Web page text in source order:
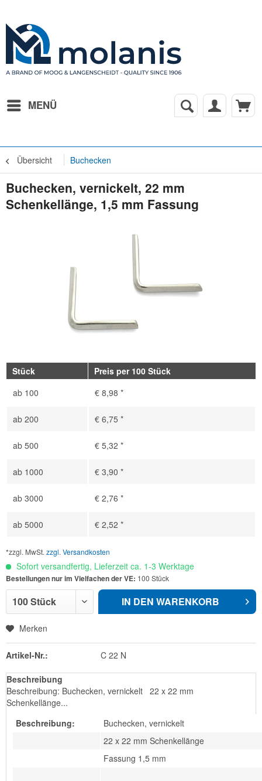
MENÜ
Übersicht Buchecken
Buchecken, vernickelt, 22 mm
Schenkellänge, 1,5 mm Fassung
Stück
Preis per 100 Stück
ab 100 € 8,98 *
ab 200 € 6,75 *
ab 500 € 5,32 *
ab 1000 € 3,90 *
ab 3000 € 2,76 *
ab 5000 € 2,52 *
*zzgl. MwSt. zzgl. Versandkosten
Sofort versandfertig, Lieferzeit ca. 1-3 Werktage
Bestellungen nur im Vielfachen der VE: 100 Stück
IN DEN WARENKORB
Merken
Artikel-Nr.: C 22 N
Beschreibung
Beschreibung: Buchecken, vernickelt 22 x 22 mm
Schenkellänge...
Beschreibung:
Buchecken, vernickelt
22 x 22 mm Schenkellänge
Fassung 1,5 mm